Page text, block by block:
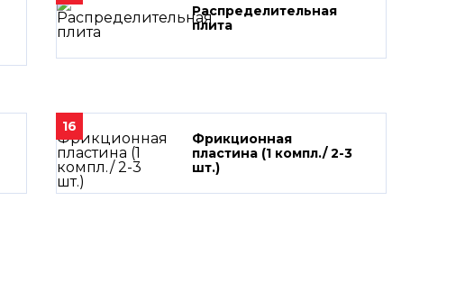
Распределительная
плита
16
Фрикционная
пластина (1 компл./ 2-3
шт.)